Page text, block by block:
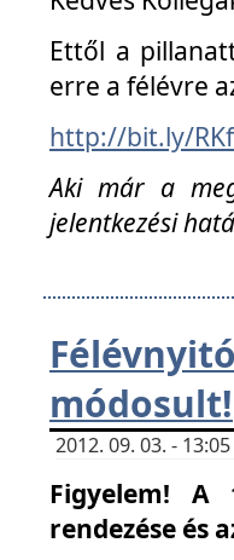
Ettől a
erre a félévre
http://bit.ly/
Aki már a
jelentkezési
módosult!
2012. 09. 03. -
Figyelem! A
rendezése és